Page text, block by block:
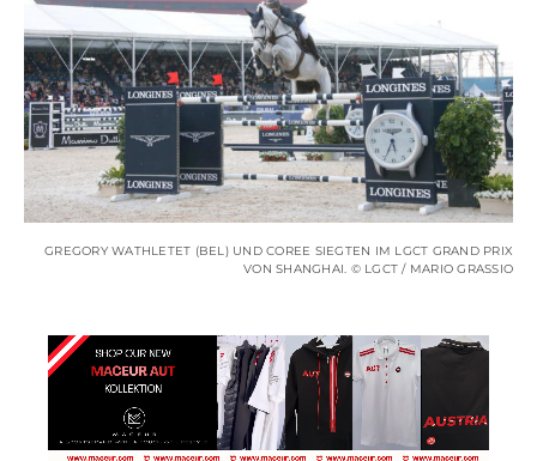
GREGORY WATHLETET (BEL) UND COREE SIEGTEN IM LGCT GRAND PRIX
VON SHANGHAI. © LGCT / MARIO GRASSIO